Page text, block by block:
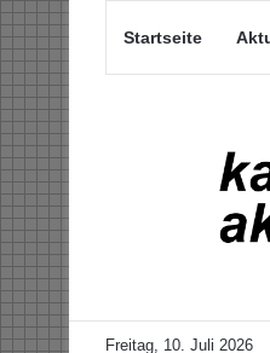
Startseite
Freitag, 10. Juli 2026